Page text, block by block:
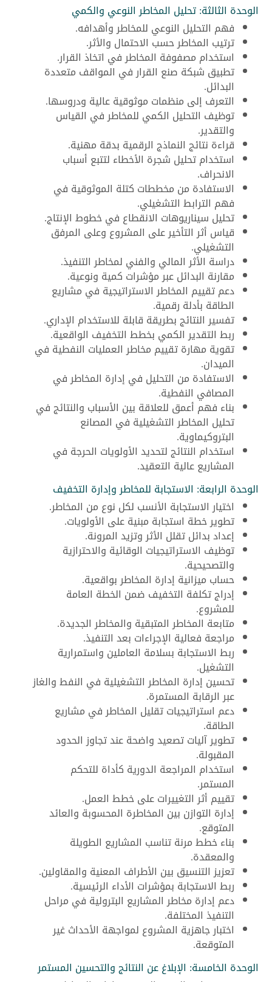
الوحدة الثالثة: تحليل المخاطر النوعي والكمي
فهم التحليل النوعي للمخاطر وأهدافه.
ترتيب المخاطر حسب الاحتمال والأثر.
استخدام مصفوفة المخاطر في اتخاذ القرار.
تطبيق شبكة صنع القرار في المواقف متعددة
البدائل.
التعرف إلى منظمات موثوقية عالية ودروسها.
توظيف التحليل الكمي للمخاطر في القياس
والتقدير.
قراءة نتائج النماذج الرقمية بدقة مهنية.
استخدام تحليل شجرة الأخطاء لتتبع أسباب
الانحراف.
الاستفادة من مخططات كتلة الموثوقية في
فهم الترابط التشغيلي.
تحليل سيناريوهات الانقطاع في خطوط الإنتاج.
قياس أثر التأخير على المشروع وعلى المرفق
التشغيلي.
دراسة الأثر المالي والفني لمخاطر التنفيذ.
مقارنة البدائل عبر مؤشرات كمية ونوعية.
دعم تقييم المخاطر الاستراتيجية في مشاريع
الطاقة بأدلة رقمية.
تفسير النتائج بطريقة قابلة للاستخدام الإداري.
ربط التقدير الكمي بخطط التخفيف الواقعية.
تقوية مهارة تقييم مخاطر العمليات النفطية في
الميدان.
الاستفادة من التحليل في إدارة المخاطر في
المصافي النفطية.
بناء فهم أعمق للعلاقة بين الأسباب والنتائج في
تحليل المخاطر التشغيلية في المصانع
البتروكيماوية.
استخدام النتائج لتحديد الأولويات الحرجة في
المشاريع عالية التعقيد.
الوحدة الرابعة: الاستجابة للمخاطر وإدارة التخفيف
اختيار الاستجابة الأنسب لكل نوع من المخاطر.
تطوير خطة استجابة مبنية على الأولويات.
إعداد بدائل تقلل الأثر وتزيد المرونة.
توظيف الاستراتيجيات الوقائية والاحترازية
والتصحيحية.
حساب ميزانية إدارة المخاطر بواقعية.
إدراج تكلفة التخفيف ضمن الخطة العامة
للمشروع.
متابعة المخاطر المتبقية والمخاطر الجديدة.
مراجعة فعالية الإجراءات بعد التنفيذ.
ربط الاستجابة بسلامة العاملين واستمرارية
التشغيل.
تحسين إدارة المخاطر التشغيلية في النفط والغاز
عبر الرقابة المستمرة.
دعم استراتيجيات تقليل المخاطر في مشاريع
الطاقة.
تطوير آليات تصعيد واضحة عند تجاوز الحدود
المقبولة.
استخدام المراجعة الدورية كأداة للتحكم
المستمر.
تقييم أثر التغييرات على خطط العمل.
إدارة التوازن بين المخاطرة المحسوبة والعائد
المتوقع.
بناء خطط مرنة تناسب المشاريع الطويلة
والمعقدة.
تعزيز التنسيق بين الأطراف المعنية والمقاولين.
ربط الاستجابة بمؤشرات الأداء الرئيسية.
دعم إدارة مخاطر المشاريع البترولية في مراحل
التنفيذ المختلفة.
اختبار جاهزية المشروع لمواجهة الأحداث غير
المتوقعة.
الوحدة الخامسة: الإبلاغ عن النتائج والتحسين المستمر